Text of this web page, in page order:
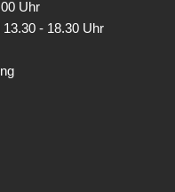
Uhr
- 18.30 Uhr